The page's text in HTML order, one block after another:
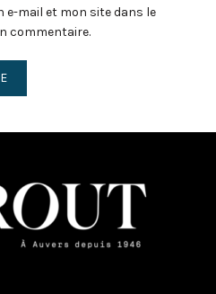
e-mail et mon site dans le
commentaire.